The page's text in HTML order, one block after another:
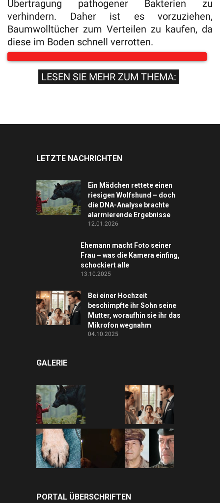
Übertragung pathogener Bakterien zu
verhindern. Daher ist es vorzuziehen,
Baumwolltücher zum Verteilen zu kaufen, da
diese im Boden schnell verrotten.
LESEN SIE MEHR ZUM THEMA:
LETZTE NACHRICHTEN
Ein Mädchen rettete einen
riesigen Wolfshund – doch
die DNA-Analyse brachte
alarmierende Ergebnisse
12.01.2026
Ehemann macht Foto seiner
Frau – was die Kamera einfing,
schockiert alle
13.10.2025
Bei einer Hochzeit
beschimpfte ihr Sohn seine
Mutter, woraufhin sie ihr das
Mikrofon wegnahm
04.10.2025
GALERIE
PORTAL ÜBERSCHRIFTEN